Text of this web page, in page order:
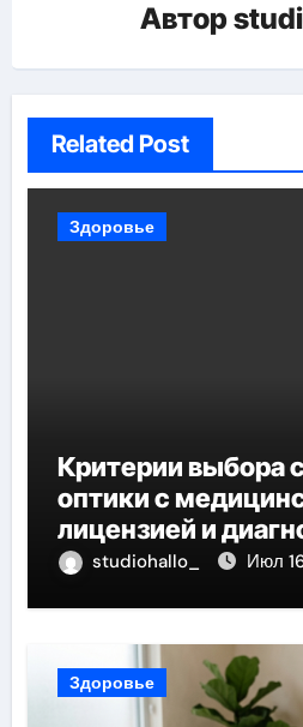
Автор
Related Post
Здоровье
Критерии выбора
оптики с
лицензией и
зрения
studiohallo_ Июл
Здоровье